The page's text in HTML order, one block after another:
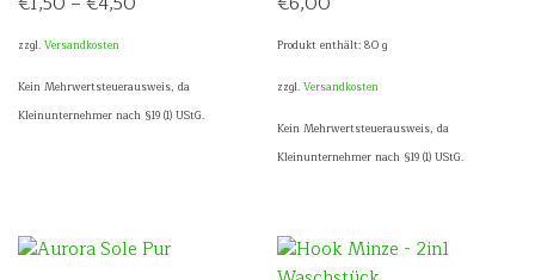
zzgl. Versandkosten
Kein Mehrwertsteuerausweis, da
Kleinunternehmer nach §19 (1) UStG.
Produkt enthält: 80g
zzgl.Versandkosten
Kein Mehrwertsteuerausweis, da
Kleinunternehmer nach §19 (1) UStG.